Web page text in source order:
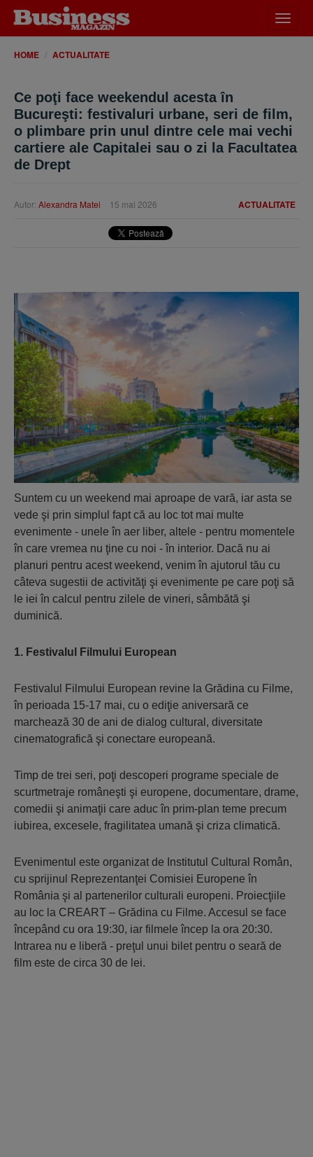
meniu
HOME ACTUALITATE
Ce poţi face weekendul acesta în
Bucureşti: festivaluri urbane, seri de film,
o plimbare prin unul dintre cele mai vechi
cartiere ale Capitalei sau o zi la Facultatea
de Drept
ACTUALITATE
Autor: Alexandra Matei 15 mai 2026
Suntem cu un weekend mai aproape de vară, iar asta se
vede şi prin simplul fapt că au loc tot mai multe
evenimente - unele în aer liber, altele - pentru momentele
în care vremea nu ţine cu noi - în interior. Dacă nu ai
planuri pentru acest weekend, venim în ajutorul tău cu
câteva sugestii de activităţi şi evenimente pe care poţi să
le iei în calcul pentru zilele de vineri, sâmbătă şi
duminică.
1. Festivalul Filmului European
Festivalul Filmului European revine la Grădina cu Filme,
în perioada 15-17 mai, cu o ediţie aniversară ce
marchează 30 de ani de dialog cultural, diversitate
cinematografică şi conectare europeană.
Timp de trei seri, poţi descoperi programe speciale de
scurtmetraje româneşti şi europene, documentare, drame,
comedii şi animaţii care aduc în prim-plan teme precum
iubirea, excesele, fragilitatea umană şi criza climatică.
Evenimentul este organizat de Institutul Cultural Român,
cu sprijinul Reprezentanţei Comisiei Europene în
România şi al partenerilor culturali europeni. Proiecţiile
au loc la CREART – Grădina cu Filme. Accesul se face
începând cu ora 19:30, iar filmele încep la ora 20:30.
Intrarea nu e liberă - preţul unui bilet pentru o seară de
film este de circa 30 de lei.